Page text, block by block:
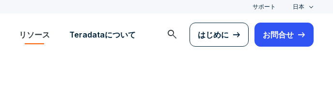
サポート 日本
リソース Teradataについて search はじめに お問合せ